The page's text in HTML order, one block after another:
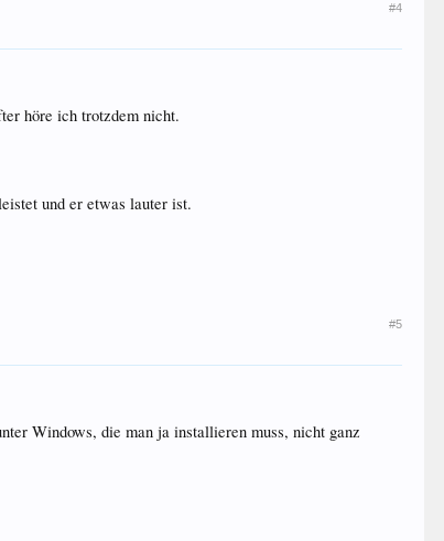
#4
höre ich trotzdem nicht.
und er etwas lauter ist.
#5
Windows, die man ja installieren muss, nicht ganz